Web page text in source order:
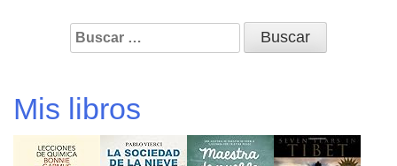
Buscar:
Mis libros